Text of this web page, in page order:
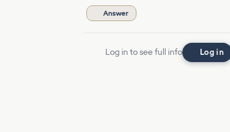
Answer
Log in to see full info Log in